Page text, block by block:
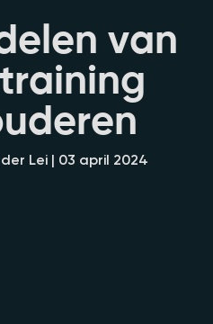
elen van
training
uderen
der Lei | 03 april 2024